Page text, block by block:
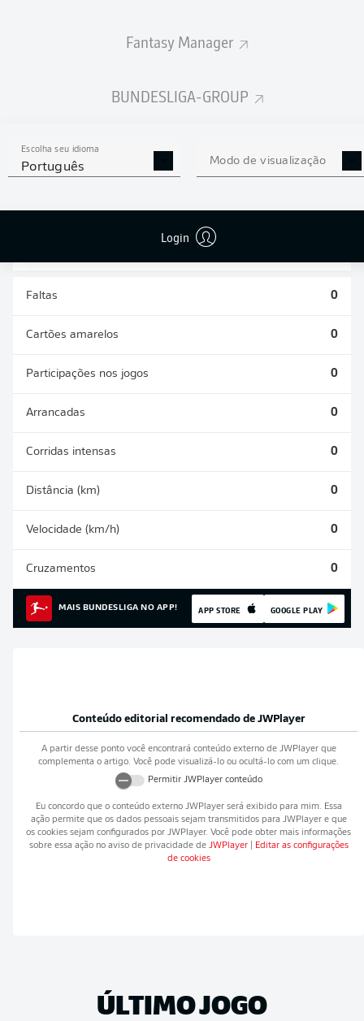
Fantasy Manager
BUNDESLIGA-GROUP
Escolha seu idioma
Português Modo de visualização
Login
ESTATÍSTICAS DA
TEMPORADA 2022/2023
Faltas 0
Cartões amarelos 0
Participações nos jogos 0
Arrancadas 0
Corridas intensas 0
Distância (km) 0
Velocidade (km/h) 0
Cruzamentos 0
MAIS BUNDESLIGA NO APP! APP STORE GOOGLE PLAY
Conteúdo editorial recomendado de JWPlayer
A partir desse ponto você encontrará conteúdo externo de JWPlayerque
complementa o artigo. Você pode visualizá-lo ou ocultá-lo com um clique.
Permitir JWPlayerconteúdo
Eu concordo que o conteúdo externo JWPlayerserá exibido para mim. Essa
ação permite que os dados pessoais sejam transmitidos para JWPlayere que
os cookies sejam configurados por JWPlayer. Você pode obter mais informações
sobre essa ação no aviso de privacidade de JWPlayer
Editar as configurações
de cookies
ÚLTIMO JOGO